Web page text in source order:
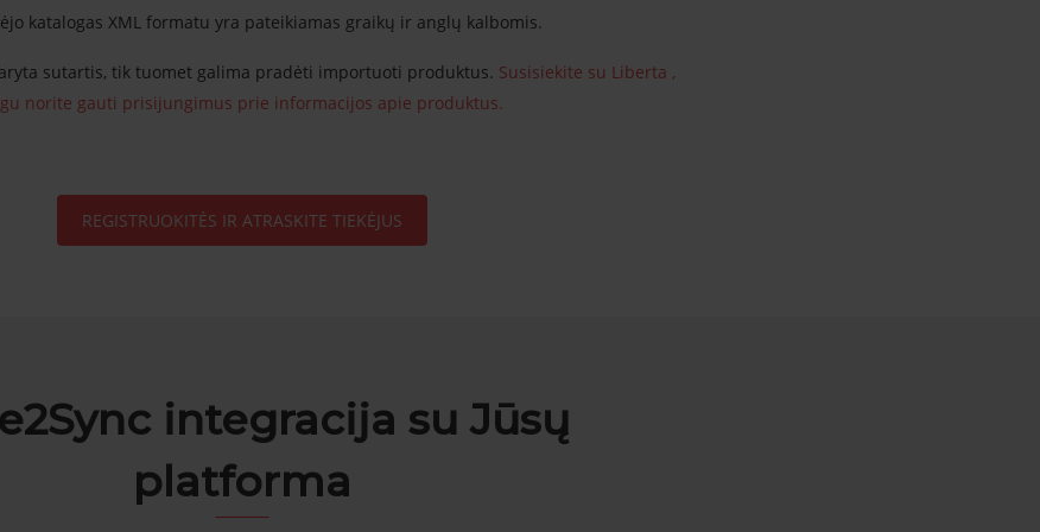
katalogas XML formatu yra pateikiamas graikų ir anglų kalbomis.
sutartis, tik tuomet galima pradėti importuoti produktus. Susisiekite su Liberta ,
norite gauti prisijungimus prie informacijos apie produktus.
REGISTRUOKITĖS IR ATRASKITE TIEKĖJUS
integracija su Jūsų
platforma